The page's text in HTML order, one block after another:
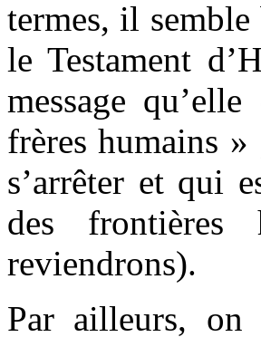
termes, il
le Testament
message
frères humains
s’arrêter et qui
des frontières
reviendrons).
Par ailleurs, on